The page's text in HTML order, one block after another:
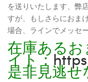
を送りいたします、弊
すが、もしさらにおま
場合、ラインでメッセ
在庫ある
イト：
是非見逃